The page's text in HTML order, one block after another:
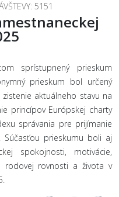
5151
sprístupnený prieskum
prieskum bol určený
aktuálneho stavu na
princípov Európskej charty
správania pre prijímanie
Súčasťou prieskumu boli aj
spokojnosti, motivácie,
rodovej rovnosti a života v